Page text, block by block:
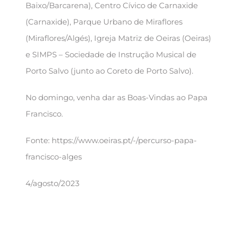
Baixo/Barcarena), Centro Cívico de Carnaxide
(Carnaxide), Parque Urbano de Miraflores
(Miraflores/Algés), Igreja Matriz de Oeiras (Oeiras)
e SIMPS – Sociedade de Instrução Musical de
Porto Salvo (junto ao Coreto de Porto Salvo).
No domingo, venha dar as Boas-Vindas ao Papa
Francisco.
Fonte: https://www.oeiras.pt/-/percurso-papa-
francisco-alges
4/agosto/2023